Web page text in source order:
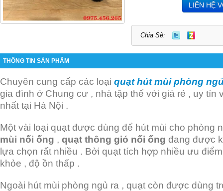
LIÊN HỆ
Chia Sẽ:
THÔNG TIN SẢN PHẨM
Chuyên cung cấp các loại quạt hút mùi phòng
gia đình ở Chung cư , nhà tập thể với giá rẻ , uy tín
nhất tại Hà Nội .
Một vài loại quạt được dùng để hút mùi cho phòng
mùi nối ống , quạt thông gió nối ống đang được
lựa chọn rất nhiều . Bởi quạt tích hợp nhiều ưu
khỏe , độ ồn thấp .
Ngoài hút mùi phòng ngủ ra , quạt còn được dùng